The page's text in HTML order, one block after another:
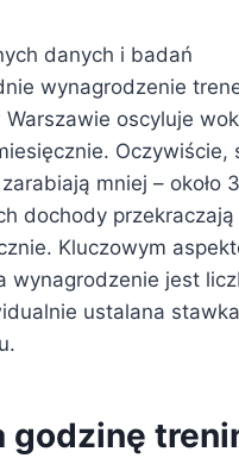
danych i badań
wynagrodzenie
oscyluje
Oczywiście,
mniej – około
dochody
Kluczowym
wynagrodzenie jest
ustalana
godzinę